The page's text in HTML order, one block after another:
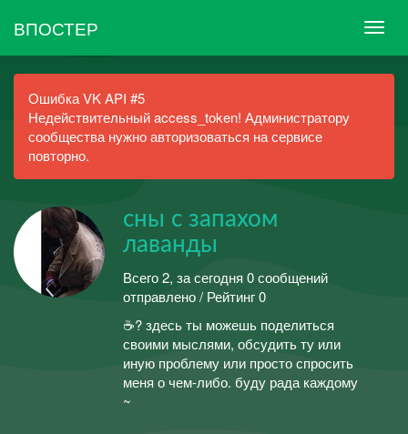
ВПОСТЕР
Ошибка VK API #5
Недействительный access_token! Администратору
сообщества нужно авторизоваться на сервисе
повторно.
сны с запахом
лаванды
Всего 2, за сегодня 0 сообщений
отправлено / Рейтинг 0
☕? здесь ты можешь поделиться
своими мыслями, обсудить ту или
иную проблему или просто спросить
меня о чем-либо. буду рада каждому
~